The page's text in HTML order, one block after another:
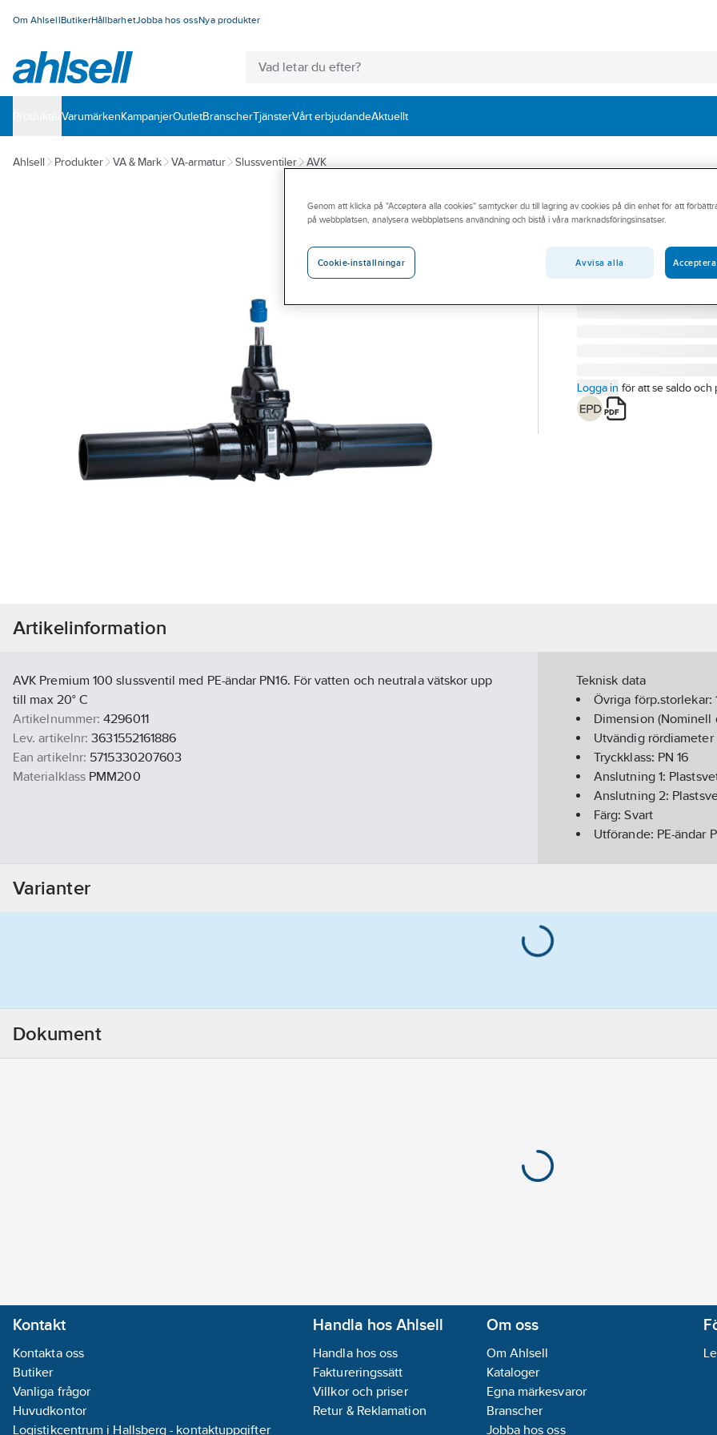
Om AhlsellButikerHållbarhetJobba hos ossNya produkter
VarumärkenKampanjerOutletBranscherTjänsterVårt erbjudandeAktuellt
Ahlsell Produkter VA & Mark VA-armatur Slussventiler AVK
AVK
Slussventil AVK
300 AVK SLUSSVENTIL
Artikelnummer:
4296011
Logga in för att se saldo och
Artikelinformation
AVK Premium 100 slussventil med PE-ändar PN16. För vatten och neutrala vätskor upp
till max 20° C
Artikelnummer: 4296011
Lev. artikelnr: 3631552161886
Ean artikelnr: 5715330207603
Materialklass PMM200
Teknisk data
Övriga förp.storlekar:
Dimension (Nominell
Utvändig
Tryckklass: PN 16
Anslutning 1:
Anslutning 2:
Färg:Svart
Utförande: PE-ändar
Varianter
Dokument
Kontakt
Kontakta oss
Butiker
Vanliga frågor
Huvudkontor
Logistikcentrum i Hallsberg - kontaktuppgifter
Handla hos Ahlsell
Handla hos oss
Faktureringssätt
Villkor och priser
Retur & Reklamation
Om oss
Om Ahlsell
Kataloger
Egna märkesvaror
Branscher
Jobba hos oss
Genom att klicka på "Acceptera alla cookies" samtycker du till lagring av cookies på din enhet för att
på webbplatsen, analysera webbplatsens användning och bistå i våra marknadsföringsinsatser.
Cookie-inställningar Avvisa alla